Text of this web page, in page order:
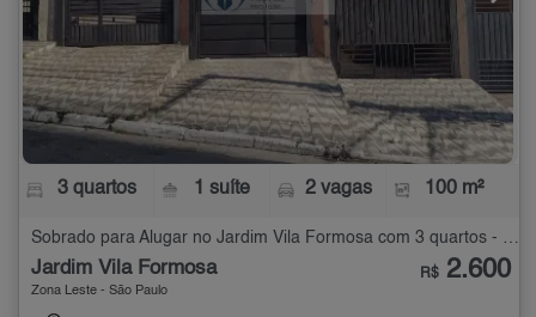
3 quartos 1 suíte 2 vagas 100 m²
Sobrado para Alugar no Jardim Vila Formosa com 3 quartos - 100 m²
Jardim Vila Formosa
Zona Leste - São Paulo
R$ 2.600